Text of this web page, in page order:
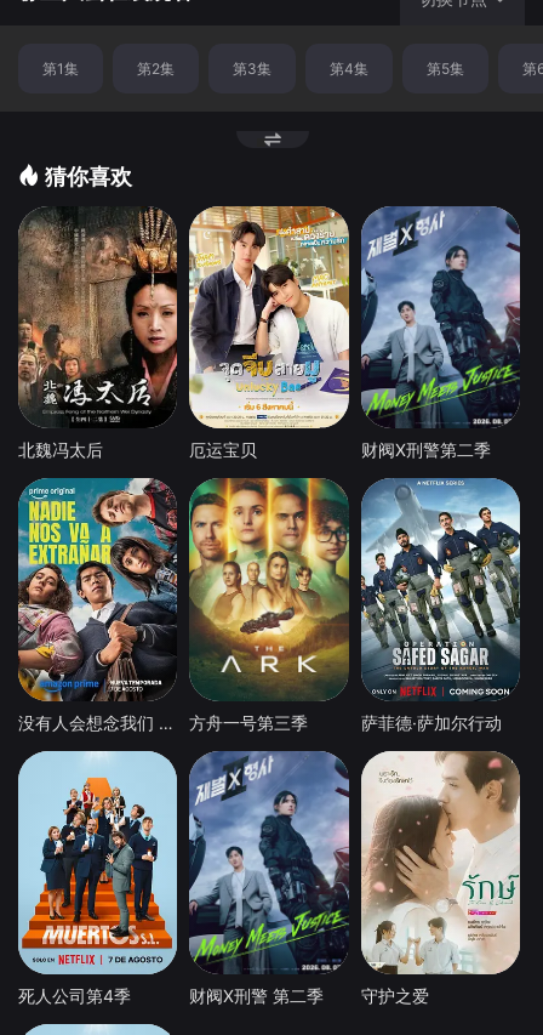
第1集 第2集 第3集 第4集 第5集 第
猜你喜欢
北魏冯太后 厄运宝贝 财阀X刑警第二季
没有人会想念我们 第二季 方舟一号第三季 萨菲德·萨加尔行动
死人公司第4季 财阀X刑警 第二季 守护之爱